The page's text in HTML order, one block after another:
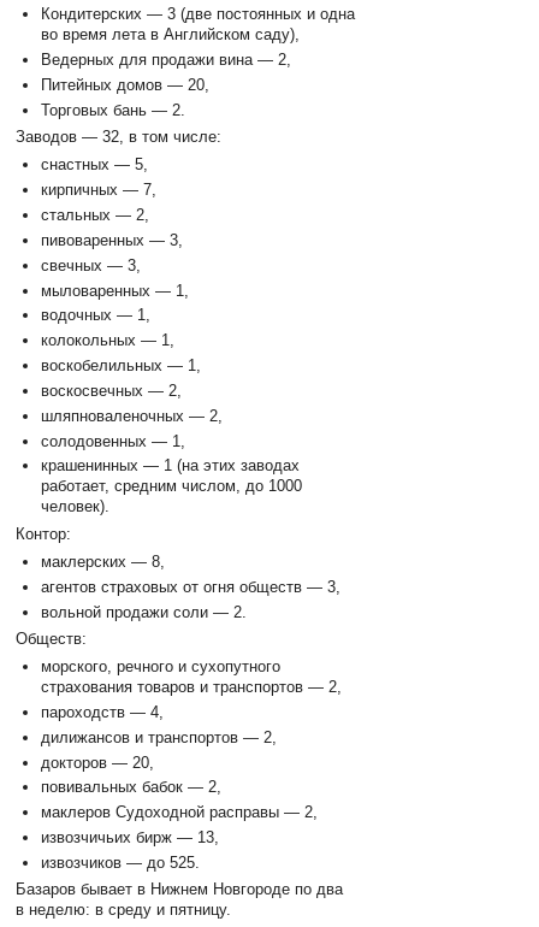
Кондитерских — 3 (две постоянных и одна
во время лета в Английском саду),
Ведерных для продажи вина — 2,
Питейных домов — 20,
Торговых бань — 2.
Заводов — 32, в том числе:
снастных — 5,
кирпичных — 7,
стальных — 2,
пивоваренных — 3,
свечных — 3,
мыловаренных — 1,
водочных — 1,
колокольных — 1,
воскобелильных — 1,
воскосвечных — 2,
шляпноваленочных — 2,
солодовенных — 1,
крашенинных — 1 (на этих заводах
работает, средним числом, до 1000
человек).
Контор:
маклерских — 8,
агентов страховых от огня обществ — 3,
вольной продажи соли — 2.
Обществ:
морского, речного и сухопутного
страхования товаров и транспортов — 2,
пароходств — 4,
дилижансов и транспортов — 2,
докторов — 20,
повивальных бабок — 2,
маклеров Судоходной расправы — 2,
извозчичьих бирж — 13,
извозчиков — до 525.
Базаров бывает в Нижнем Новгороде по два
в неделю: в среду и пятницу.